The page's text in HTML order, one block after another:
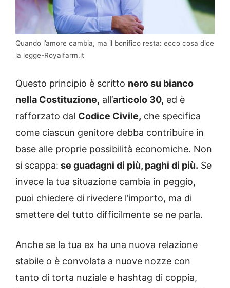
Quando l’amore cambia, ma il bonifico resta: ecco cosa dice
la legge-Royalfarm.it
Questo principio è scritto nero su bianco
nella Costituzione, all’articolo 30, ed è
rafforzato dal Codice Civile, che specifica
come ciascun genitore debba contribuire in
base alle proprie possibilità economiche. Non
si scappa: se guadagni di più, paghi di più. Se
invece la tua situazione cambia in peggio,
puoi chiedere di rivedere l’importo, ma di
smettere del tutto difficilmente se ne parla.
Anche se la tua ex ha una nuova relazione
stabile o è convolata a nuove nozze con
tanto di torta nuziale e hashtag di coppia,